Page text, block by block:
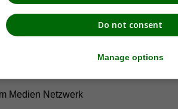
Medien Netzwerk
Do not consent
Manage options